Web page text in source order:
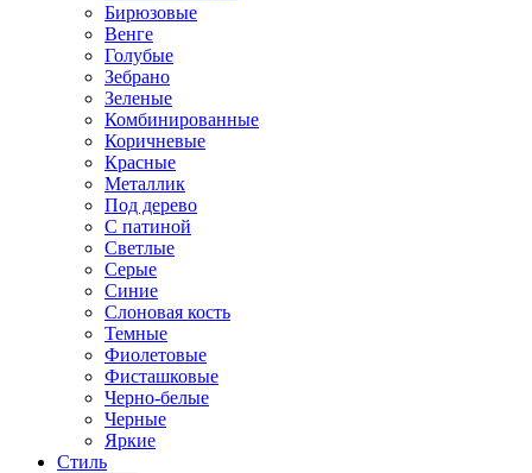
Бирюзовые
Венге
Голубые
Зебрано
Зеленые
Комбинированные
Коричневые
Красные
Металлик
Под дерево
С патиной
Светлые
Серые
Синие
Слоновая кость
Темные
Фиолетовые
Фисташковые
Черно-белые
Черные
Яркие
Стиль